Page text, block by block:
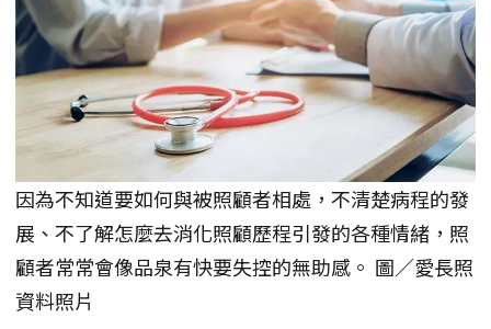
因為不知道要如何與被照顧者相處，不清楚病程的發
展、不了解怎麼去消化照顧歷程引發的各種情緒，照
顧者常常會像品泉有快要失控的無助感。 圖／愛長照
資料照片